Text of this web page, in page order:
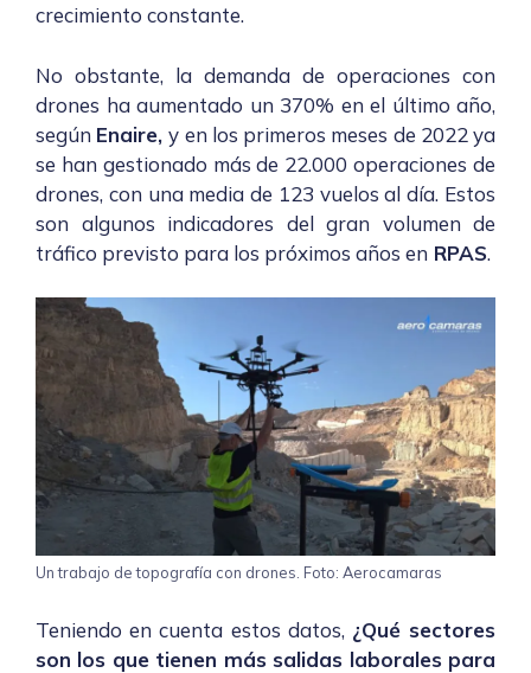
crecimiento constante.
No obstante, la demanda de operaciones con
drones ha aumentado un 370% en el último año,
según Enaire,y en los primeros meses de 2022 ya
se han gestionado más de 22.000 operaciones de
drones, con una media de 123 vuelos al día. Estos
son algunos indicadores del gran volumen de
tráfico previsto para los próximos años en RPAS.
Un trabajo de topografía con drones. Foto: Aerocamaras
Teniendo en cuenta estos datos, ¿Qué sectores
son los que tienen más salidas laborales para